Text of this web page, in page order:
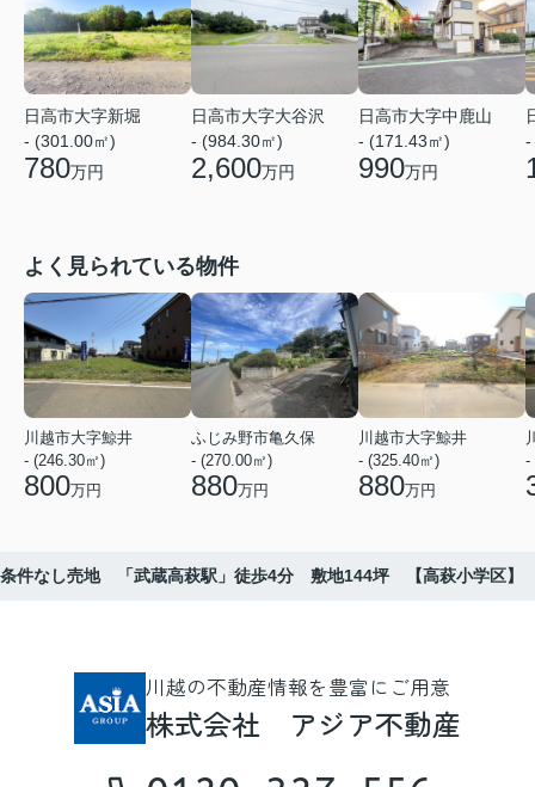
日高市大字新堀
- (301.00㎡)
780万円
日高市大字大谷沢
- (984.30㎡)
2,600万円
日高市大字中鹿山
- (171.43㎡)
990万円
-
よく見られている物件
川越市大字鯨井
- (246.30㎡)
800万円
ふじみ野市亀久保
- (270.00㎡)
880万円
川越市大字鯨井
- (325.40㎡)
880万円
-
件なし売地 「武蔵高萩駅」徒歩4分 敷地144坪 【高萩小学区】
川越の不動産情報を豊富にご用意
株式会社 アジア不動産